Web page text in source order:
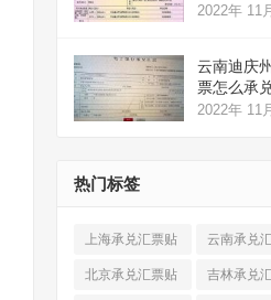
2022年 11
云南迪庆
票怎么承
2022年 11
热门标签
上海承兑汇票贴
现(520)
云南承兑
现(324)
北京承兑汇票贴
吉林承兑